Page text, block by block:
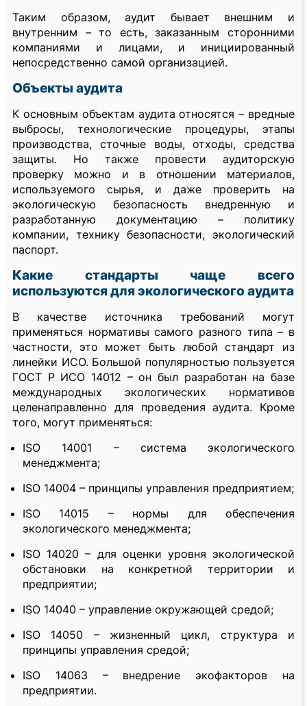
Таким образом, аудит бывает внешним и
внутренним – то есть, заказанным сторонними
компаниями и лицами, и инициированный
непосредственно самой организацией.
Объекты аудита
К основным объектам аудита относятся – вредные
выбросы, технологические процедуры, этапы
производства, сточные воды, отходы, средства
защиты. Но также провести аудиторскую
проверку можно и в отношении материалов,
используемого сырья, и даже проверить на
экологическую безопасность внедренную и
разработанную документацию – политику
компании, технику безопасности, экологический
паспорт.
Какие стандарты чаще всего
используются для экологического аудита
В качестве источника требований могут
применяться нормативы самого разного типа – в
частности, это может быть любой стандарт из
линейки ИСО. Большой популярностью пользуется
ГОСТ Р ИСО 14012 – он был разработан на базе
международных экологических нормативов
целенаправленно для проведения аудита. Кроме
того, могут применяться:
ISO 14001 – система экологического
менеджмента;
ISO 14004 – принципы управления предприятием;
ISO 14015 – нормы для обеспечения
экологического менеджмента;
ISO 14020 – для оценки уровня экологической
обстановки на конкретной территории и
предприятии;
ISO 14040 – управление окружающей средой;
ISO 14050 – жизненный цикл, структура и
принципы управления средой;
ISO 14063 – внедрение экофакторов на
предприятии.